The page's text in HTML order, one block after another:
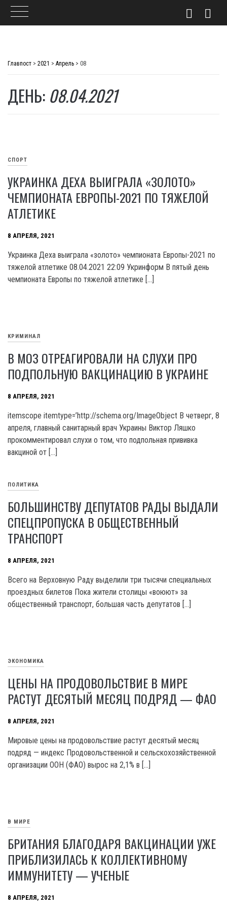
Главпост > 2021 > Апрель > 08
ДЕНЬ: 08.04.2021
СПОРТ
УКРАИНКА ДЕХА ВЫИГРАЛА «ЗОЛОТО»
ЧЕМПИОНАТА ЕВРОПЫ-2021 ПО ТЯЖЕЛОЙ
АТЛЕТИКЕ
8 АПРЕЛЯ, 2021
Украинка Деха выиграла «золото» чемпионата Европы-2021 по
тяжелой атлетике 08.04.2021 22:09 Укринформ В пятый день
чемпионата Европы по тяжелой атлетике […]
КРИМИНАЛ
В МОЗ ОТРЕАГИРОВАЛИ НА СЛУХИ ПРО
ПОДПОЛЬНУЮ ВАКЦИНАЦИЮ В УКРАИНЕ
8 АПРЕЛЯ, 2021
itemscope itemtype=’http://schema.org/ImageObject В четверг, 8
апреля, главный санитарный врач Украины Виктор Ляшко
прокомментировал слухи о том, что подпольная прививка
вакциной от […]
ПОЛИТИКА
БОЛЬШИНСТВУ ДЕПУТАТОВ РАДЫ ВЫДАЛИ
СПЕЦПРОПУСКА В ОБЩЕСТВЕННЫЙ
ТРАНСПОРТ
8 АПРЕЛЯ, 2021
Всего на Верховную Раду выделили три тысячи специальных
проездных билетов Пока жители столицы «воюют» за
общественный транспорт, большая часть депутатов […]
ЭКОНОМИКА
ЦЕНЫ НА ПРОДОВОЛЬСТВИЕ В МИРЕ
РАСТУТ ДЕСЯТЫЙ МЕСЯЦ ПОДРЯД — ФАО
8 АПРЕЛЯ, 2021
Мировые цены на продовольствие растут десятый месяц
подряд — индекс Продовольственной и сельскохозяйственной
организации ООН (ФАО) вырос на 2,1% в […]
В МИРЕ
БРИТАНИЯ БЛАГОДАРЯ ВАКЦИНАЦИИ УЖЕ
ПРИБЛИЗИЛАСЬ К КОЛЛЕКТИВНОМУ
ИММУНИТЕТУ — УЧЕНЫЕ
8 АПРЕЛЯ, 2021